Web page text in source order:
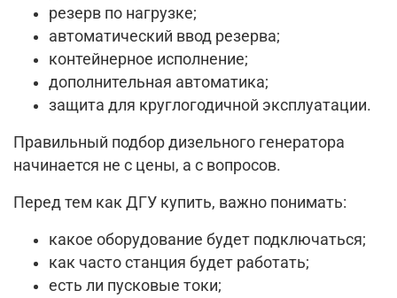
резерв по нагрузке;
автоматический ввод резерва;
контейнерное исполнение;
дополнительная автоматика;
защита для круглогодичной эксплуатации.
Правильный подбор дизельного генератора
начинается не с цены, а с вопросов.
Перед тем как ДГУ купить, важно понимать:
какое оборудование будет подключаться;
как часто станция будет работать;
есть ли пусковые токи;